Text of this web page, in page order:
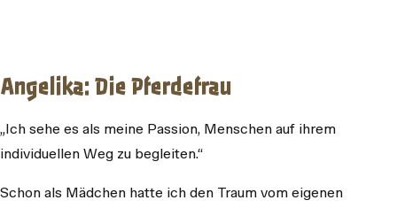
Angelika: Die Pferdefrau
„Ich sehe es als meine Passion, Menschen auf ihrem
individuellen Weg zu begleiten.“
Schon als Mädchen hatte ich den Traum vom eigenen